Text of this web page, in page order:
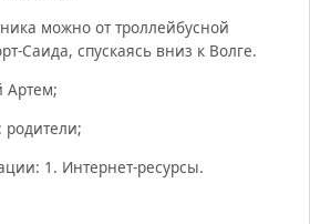
можно от троллейбусной
Саида, спускаясь вниз к Волге.
Артем;
1. Интернет-ресурсы.